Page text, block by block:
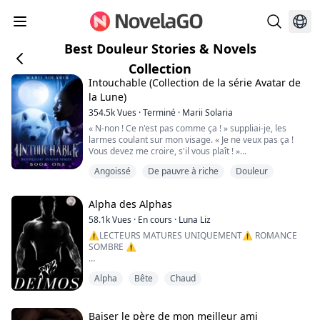
Best Douleur Stories & Novels
Collection
Intouchable (Collection de la série Avatar de
la Lune)
354.5kVues ·Terminé · Marii Solaria
« N-non ! Ce n'est pas comme ça ! » suppliai-je, les
larmes coulant sur mon visage. « Je ne veux pas ça !
Vous devez me croire, s'il vous plaît ! »
Sa grande main saisit violemment ma gorge, me
vitales pour ma vie.
Je toussai ; étouffai alors que sa colère brûlait à travers
mes pores et m'i...
Angoissé De pauvre à riche Douleur
Alpha des Alphas
58.1kVues · En cours · Luna Liz
⚠️LECTEURS MATURES UNIQUEMENT⚠️ ROMANCE
SOMBRE ⚠️
?" me questionne-t-il, sa voix profonde et rauque tandis
crocs sont prêts à mordre.
Alpha Bête Chaud
Baiser le père de mon meilleur ami